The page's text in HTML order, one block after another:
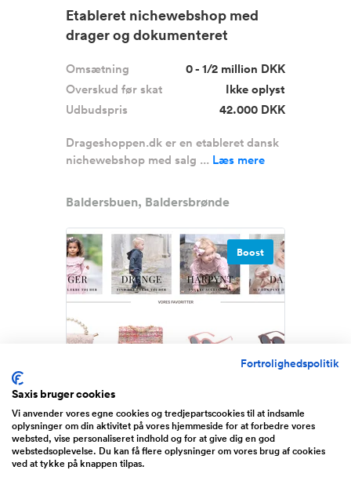
Etableret nichewebshop med
drager og dokumenteret
Omsætning
0 - 1/2 million DKK
Overskud før skat
Ikke oplyst
Udbudspris
42.000 DKK
Drageshoppen.dk er en etableret dansk
nichewebshop med salg ... Læs mere
Baldersbuen, Baldersbrønde
Boost
Etableret børnewebshop til salg
– LittleWonders.dk med 10 år...
Omsætning
0 - 1/2 million DKK
Overskud før skat
Fortrolighedspolitik
Saxis bruger cookies
Vi anvender vores egne cookies og tredjepartscookies til at indsamle
oplysninger om din aktivitet på vores hjemmeside for at forbedre vores
websted, vise personaliseret indhold og for at give dig en god
webstedsoplevelse. Du kan få flere oplysninger om vores brug af cookies
ved at tykke på knappen tilpas.